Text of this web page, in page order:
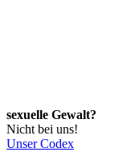
sexuelle Gewalt?
Nicht bei uns!
Unser Codex